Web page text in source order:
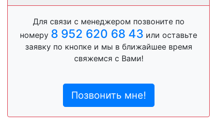
Для связи с менеджером позвоните по
номеру 8 952 620 68 43 или оставьте
заявку по кнопке и мы в ближайшее время
свяжемся с Вами!
Позвонить мне!